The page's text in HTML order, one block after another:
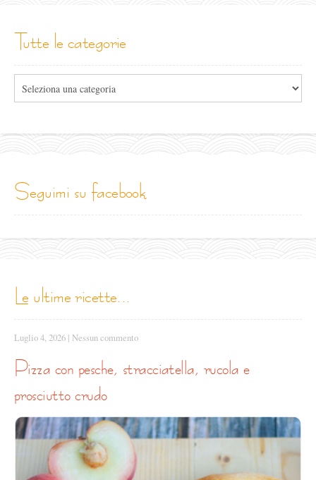
tutte le categorie
seguimi su facebook
le ultime ricette...
Luglio 4, 2026 | Nessun commento
pizza con pesche, stracciatella, rucola e
prosciutto crudo